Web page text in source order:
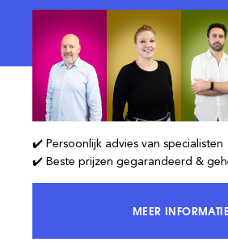
✔️ Persoonlijk advies van specialisten
✔️ Beste prijzen gegarandeerd &
MEER INFORMATIE
KRIJG